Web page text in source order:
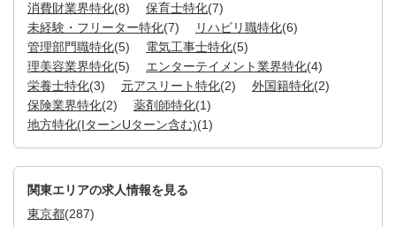
消費財業界特化(8) 保育士特化(7)
未経験・フリーター特化(7) リハビリ職特化(6)
管理部門職特化(5) 電気工事士特化(5)
理美容業界特化(5) エンターテイメント業界特化(4)
栄養士特化(3) 元アスリート特化(2) 外国籍特化(2)
保険業界特化(2) 薬剤師特化(1)
地方特化(IターンUターン含む)(1)
関東エリアの求人情報を見る
東京都(287)